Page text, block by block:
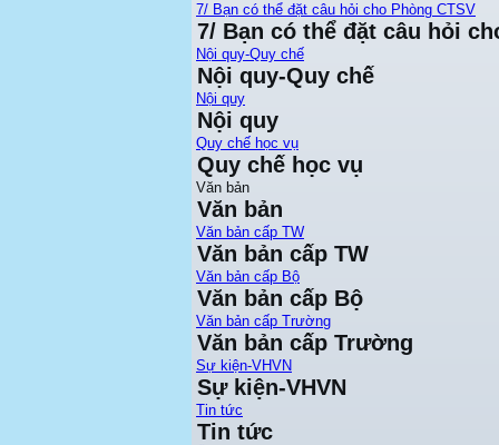
7/ Bạn có thể đặt câu hỏi cho Phòng CTSV
7/ Bạn có thể đặt câu hỏi
Nội quy-Quy chế
Nội quy-Quy chế
Nội quy
Nội quy
Quy chế học vụ
Quy chế học vụ
Văn bản
Văn bản
Văn bản cấp TW
Văn bản cấp TW
Văn bản cấp Bộ
Văn bản cấp Bộ
Văn bản cấp Trường
Văn bản cấp Trường
Sự kiện-VHVN
Sự kiện-VHVN
Tin tức
Tin tức